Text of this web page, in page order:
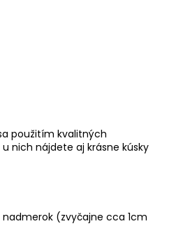
použitím kvalitných
nich nájdete aj krásne kúsky
(zvyčajne cca 1cm